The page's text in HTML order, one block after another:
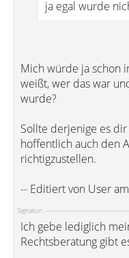
ja egal wurde
Mich würde ja schon
weißt, wer das war
wurde?
Sollte derjenige es
hoffentlich auch den
richtigzustellen.
-- Editiert von User
Signatur:
Ich gebe lediglich
Rechtsberatung gibt